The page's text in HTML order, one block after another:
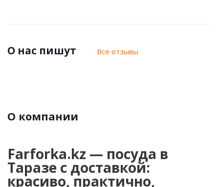
О нас пишут Все отзывы
О компании
Farforka.kz — посуда в
Таразе с доставкой:
красиво, практично,